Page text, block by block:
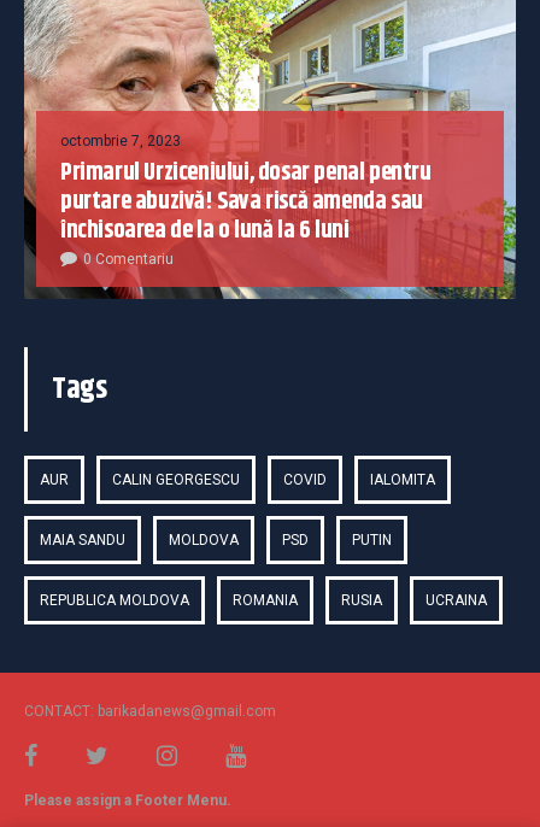
octombrie 7, 2023
Primarul Urziceniului, dosar penal pentru
purtare abuzivă! Sava riscă amenda sau
închisoarea de la o lună la 6 luni
0 Comentariu
Tags
AUR CALIN GEORGESCU COVID IALOMITA
MAIA SANDU MOLDOVA PSD PUTIN
REPUBLICA MOLDOVA ROMANIA RUSIA UCRAINA
CONTACT: barikadanews@gmail.com
Please assign a Footer Menu.